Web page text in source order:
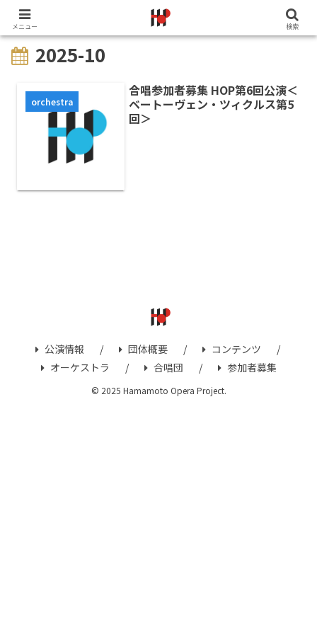
2025-10
orchestra
合唱参加者募集 HOP第6回公演＜
ベートーヴェン・ツィクルス第5
回＞
公演情報 団体概要
コンテンツ
オーケストラ
合唱団 参加者募集
© 2025 Hamamoto Opera Project.
メニュー 検索